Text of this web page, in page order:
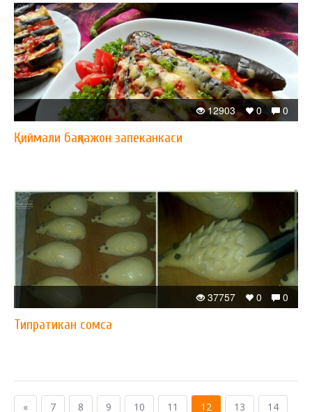
0
0
12903
Қиймали бақлажон запеканкаси
0
0
37757
Типратикан сомса
« 7 8 9 10 11 12 13
14